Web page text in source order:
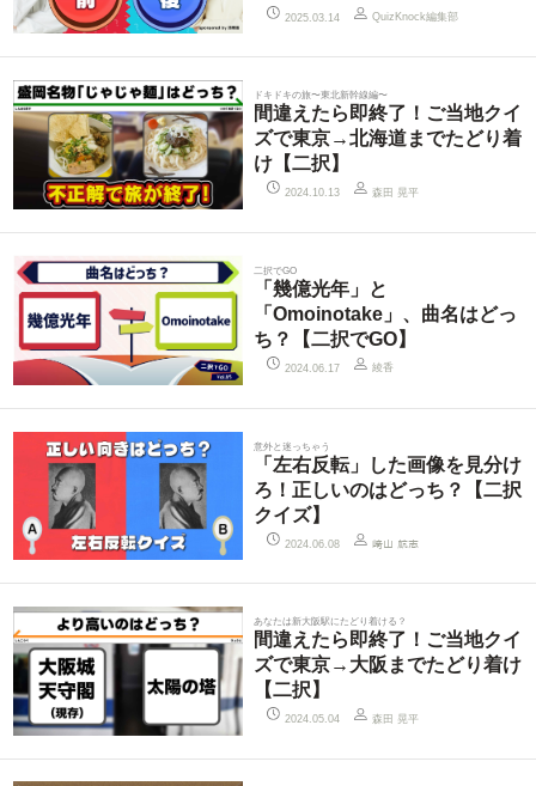
2025.03.14 QuizKnock編集部
ドキドキの旅〜東北新幹線編〜
間違えたら即終了！ご当地クイ
ズで東京→北海道までたどり着
け【二択】
2024.10.13 森田 晃平
二択でGO
「幾億光年」と
「Omoinotake」、曲名はどっ
ち？【二択でGO】
2024.06.17 綾香
意外と迷っちゃう
「左右反転」した画像を見分け
ろ！正しいのはどっち？【二択
クイズ】
2024.06.08 﨑山 航志
あなたは新大阪駅にたどり着ける？
間違えたら即終了！ご当地クイ
ズで東京→大阪までたどり着け
【二択】
2024.05.04 森田 晃平